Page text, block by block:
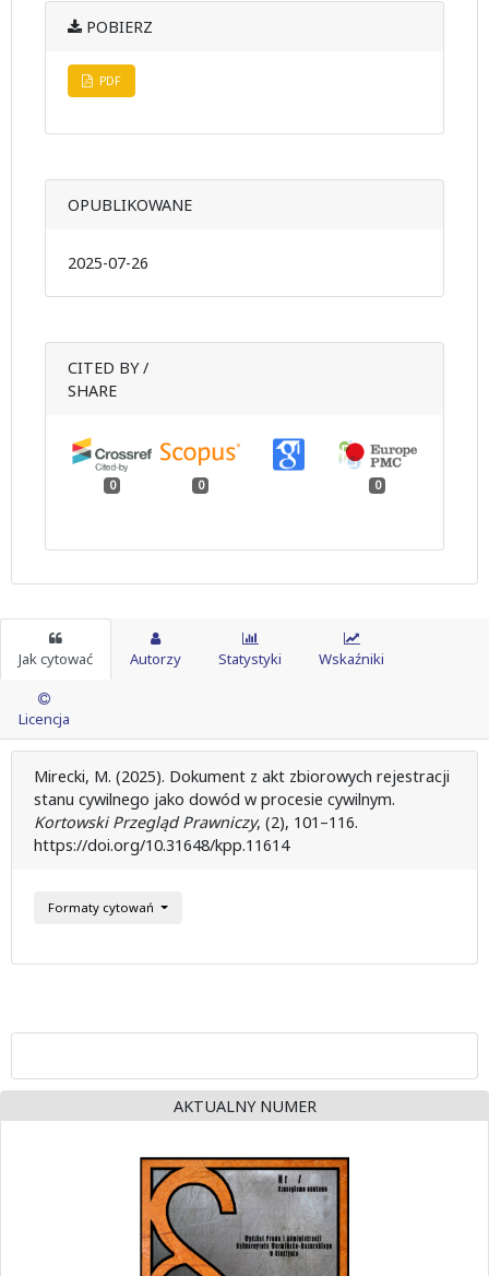
POBIERZ
PDF
OPUBLIKOWANE
2025-07-26
CITED BY /
SHARE
0 0 0
Jak cytować Autorzy Statystyki Wskaźniki
Licencja
Mirecki, M. (2025). Dokument z akt zbiorowych rejestracji
stanu cywilnego jako dowód w procesie cywilnym.
Kortowski Przegląd Prawniczy, (2), 101–116.
https://doi.org/10.31648/kpp.11614
Formaty cytowań
AKTUALNY NUMER